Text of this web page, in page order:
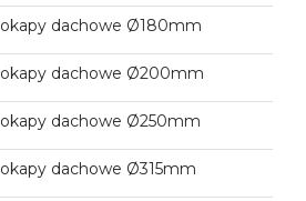
okapy dachowe Ø180mm
okapy dachowe Ø200mm
okapy dachowe Ø250mm
okapy dachowe Ø315mm